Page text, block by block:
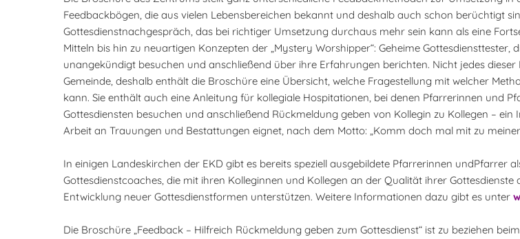
Feedbackbögen, die aus vielen Lebensbereichen bekannt und deshalb auch schon berüchtigt
Gottesdienstnachgespräch, das bei richtiger Umsetzung durchaus mehr sein kann als eine
Mitteln bis hin zu neuartigen Konzepten der „Mystery Worshipper“: Geheime Gottesdiensttester,
unangekündigt besuchen und anschließend über ihre Erfahrungen berichten. Nicht jedes
Gemeinde, deshalb enthält die Broschüre eine Übersicht, welche Fragestellung mit welcher
kann. Sie enthält auch eine Anleitung für kollegiale Hospitationen, bei denen Pfarrerinnen und
Gottesdiensten besuchen und anschließend Rückmeldung geben von Kollegin zu Kollegen –
Arbeit an Trauungen und Bestattungen eignet, nach dem Motto: „Komm doch mal mit zu
In einigen Landeskirchen der EKD gibt es bereits speziell ausgebildete Pfarrerinnen undPfarrer
Gottesdienstcoaches, die mit ihren Kolleginnen und Kollegen an der Qualität ihrer Gottesdienste
Entwicklung neuer Gottesdienstformen unterstützen. Weitere Informationen dazu gibt es unter
Die Broschüre „Feedback – Hilfreich Rückmeldung geben zum Gottesdienst“ ist zu beziehen